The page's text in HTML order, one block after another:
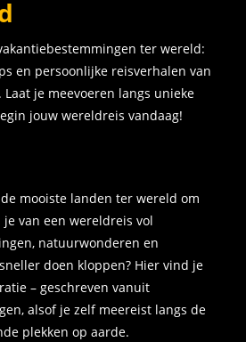
ter wereld:
en persoonlijke reisverhalen van
je meevoeren langs unieke
jouw wereldreis vandaag!
mooiste landen ter wereld om
je van een wereldreis vol
natuurwonderen en
doen kloppen? Hier vind je
– geschreven vanuit
alsof je zelf meereist langs de
plekken op aarde.